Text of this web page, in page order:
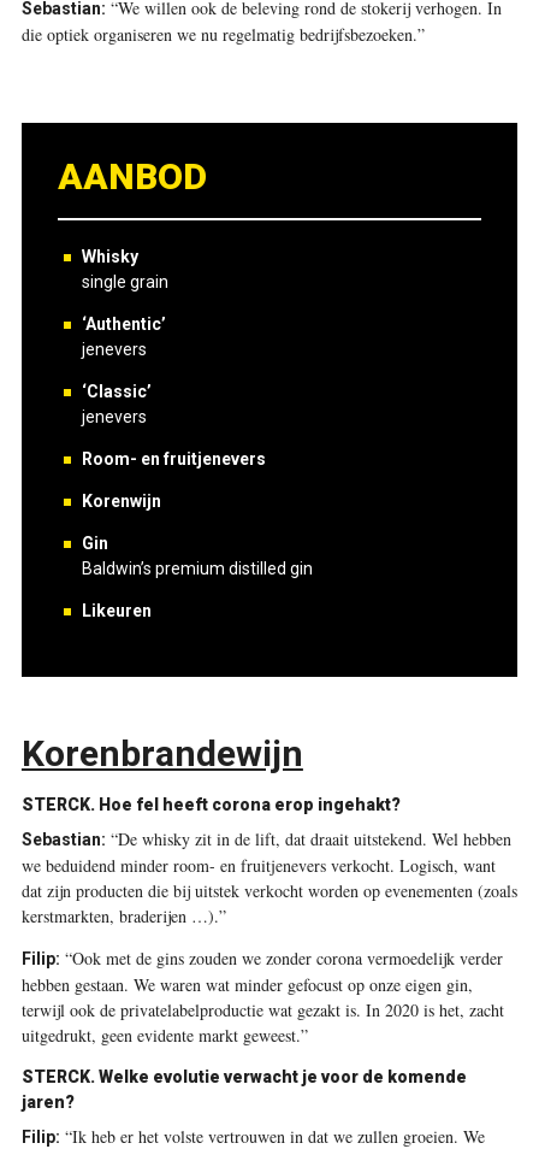
Sebastian: “We willen ook de beleving rond de stokerij verhogen. In
die optiek organiseren we nu regelmatig bedrijfsbezoeken.”
AANBOD
Whisky
single grain
‘Authentic’
jenevers
‘Classic’
jenevers
Room- en fruitjenevers
Korenwijn
Gin
Baldwin’s premium distilled gin
Likeuren
Korenbrandewijn
STERCK. Hoe fel heeft corona erop ingehakt?
Sebastian: “De whisky zit in de lift, dat draait uitstekend. Wel hebben
we beduidend minder room- en fruitjenevers verkocht. Logisch, want
dat zijn producten die bij uitstek verkocht worden op evenementen (zoals
kerstmarkten, braderijen …).”
Filip: “Ook met de gins zouden we zonder corona vermoedelijk verder
hebben gestaan. We waren wat minder gefocust op onze eigen gin,
terwijl ook de privatelabelproductie wat gezakt is. In 2020 is het, zacht
uitgedrukt, geen evidente markt geweest.”
STERCK. Welke evolutie verwacht je voor de komende
jaren?
Filip: “Ik heb er het volste vertrouwen in dat we zullen groeien. We